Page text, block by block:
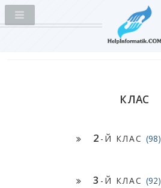
КЛАС
2 -Й КЛАС (98)
3 -Й КЛАС (92)